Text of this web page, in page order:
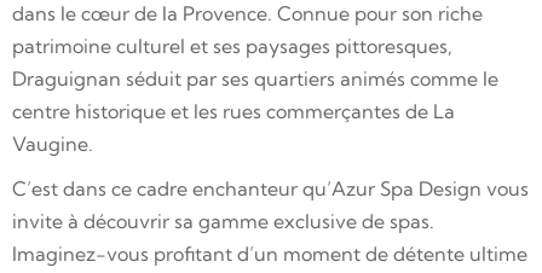
dans le cœur de la Provence. Connue pour son riche
patrimoine culturel et ses paysages pittoresques,
Draguignan séduit par ses quartiers animés comme le
centre historique et les rues commerçantes de La
Vaugine.
C’est dans ce cadre enchanteur qu’Azur Spa Design vous
invite à découvrir sa gamme exclusive de spas.
Imaginez-vous profitant d’un moment de détente ultime